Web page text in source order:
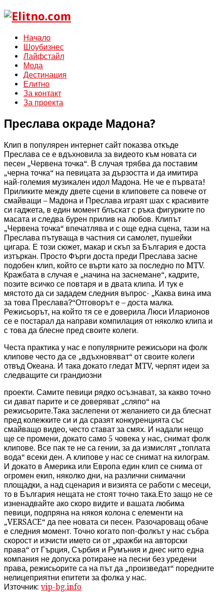
Начало
Шоубизнес
Лайфстайл
Мода
Дестинация
Елитно
За контакт
За проекта
Преслава окраде Мадона?
Клип в популярeн интернет сайт показва откъде
Преслава се е вдъхновила за видеото към новата си
песен „Червена точка“. В случая трябва да поставим
„черна точка“ на певицата за дързостта и да имитира
най-големия музикален идол Мадона. Не че е първата!
Приликите между двете сцени в клиповете са повече от
смайващи – Мадона и Преслава играят шах с красивите
си гаджета, в един момент блъскат с ръка фигурките по
масата и следва бурен прилив на любов. Клипът
„Червена точка“ впечатлява и с още една сцена, тази на
Преслава пътуваща в частния си самолет, пушейки
цигара. Е този сюжет, макар и скъп за България е доста
изтъркан. Просто Фърги доста преди Преслава засне
подобен клип, който се върти като за последно по MTV.
Кражбата в случая е „начина на заснемане“, кадрите,
позите всичко се повтаря и в двата клипа. И тук е
мястото да си зададем следния въпрос- „Каква вина има
за това Преслава?“Отговорът е – доста малка.
Режисьорът, на който тя се е доверила Люси Иларионов
се е постарал да направи компилация от няколко клипа и
с това да блесне пред своите колеги.
Честа практика у нас е популярните режисьори на фолк
клипове често да се „вдъхновяват“ от своите колеги
отвъд Океана. И така докато гледат MTV, черпят идеи за
следващите си грандиозни
проекти. Самите певици рядко осъзнават, за какво точно
си дават парите и се доверяват „сляпо“ на
режисьорите.Така заслепени от желанието си да блеснат
пред колежките си и да сразят конкуренцията със
смайващо видео, често стават за смях. И надали нещо
ще се промени, докато само 5 човека у нас, снимат фолк
клипове. Все пак те не са гении, за да измислят „топлата
вода“ всеки ден. А клипове у нас се снимат на килограм.
И докато в Америка или Европа един клип се снима от
огромен екип, няколко дни, на различни снимачни
площадки, а над сценария и визията се работи с месеци,
то в България нещата не стоят точно така.Ето защо не се
изненадвайте ако скоро видите и вашата любима
певици, подпряна на някоя колона с елементи на
„VERSACE“ да пее новата си песен. Разочароващ обаче
е следния момент. Точно когато поп-фолкът у нас събра
скорост и изчисти името си от „кражби на авторски
права“ от Гърция, Сърбия и Румъния и днес нито една
компания не допуска ротиране на песни без уредени
права, режисьорите са на път да „произведат“ поредните
нелицеприятни епитети за фолка у нас.
Източник: vip-bg.info